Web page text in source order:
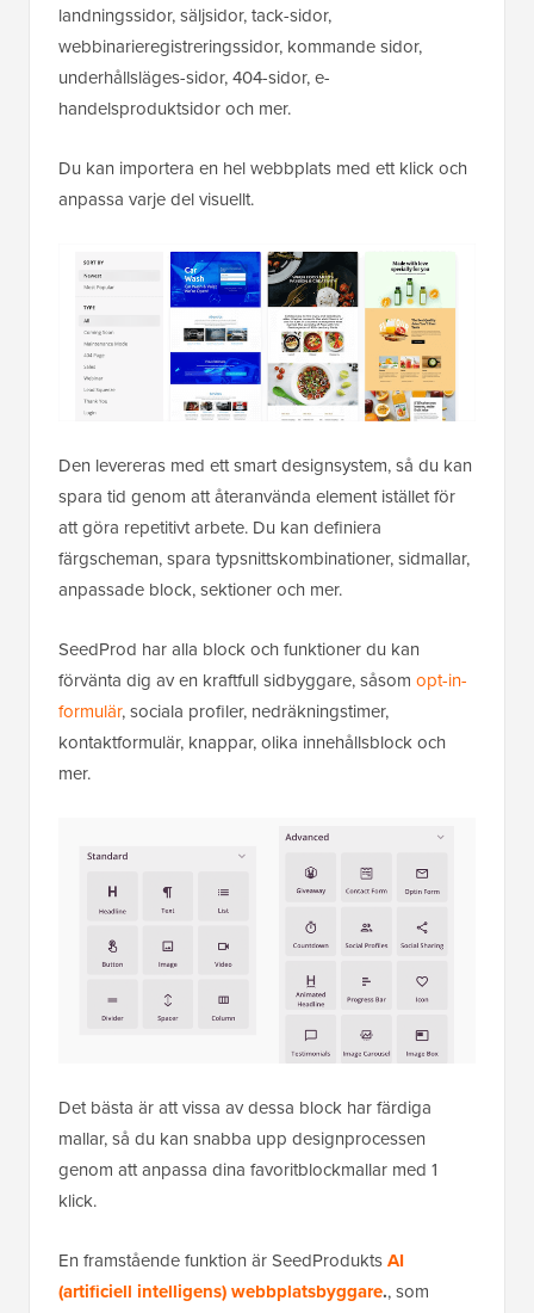
landningssidor, säljsidor, tack-sidor,
webbinarieregistreringssidor, kommande sidor,
underhållsläges-sidor, 404-sidor, e-
handelsproduktsidor och mer.
Du kan importera en hel webbplats med ett klick och
anpassa varje del visuellt.
Den levereras med ett smart designsystem, så du kan
spara tid genom att återanvända element istället för
att göra repetitivt arbete. Du kan definiera
färgscheman, spara typsnittskombinationer, sidmallar,
anpassade block, sektioner och mer.
SeedProd har alla block och funktioner du kan
förvänta dig av en kraftfull sidbyggare, såsom opt-in-
formulär, sociala profiler, nedräkningstimer,
kontaktformulär, knappar, olika innehållsblock och
mer.
Det bästa är att vissa av dessa block har färdiga
mallar, så du kan snabba upp designprocessen
genom att anpassa dina favoritblockmallar med 1
klick.
En framstående funktion är SeedProduktsAI
(artificiell intelligens) webbplatsbyggare., som